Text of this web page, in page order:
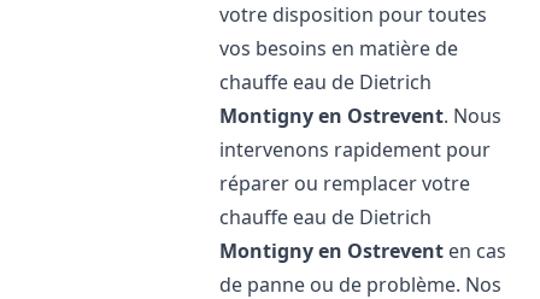
votre disposition pour toutes
vos besoins en matière de
chauffe eau de Dietrich
Montigny en Ostrevent. Nous
intervenons rapidement pour
réparer ou remplacer votre
chauffe eau de Dietrich
Montigny en Ostrevent en cas
de panne ou de problème. Nos